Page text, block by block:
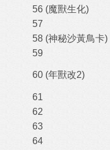
56 (魔獸生化)
57
58 (神秘沙黃鳥卡)
59
60 (年獸改2)
61
62
63
64